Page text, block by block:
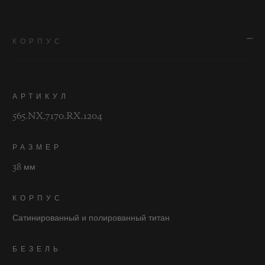
КОРПУС
АРТИКУЛ
565.NX.7170.RX.1204
РАЗМЕР
38 мм
КОРПУС
Сатинированный и полированный титан
БЕЗЕЛЬ